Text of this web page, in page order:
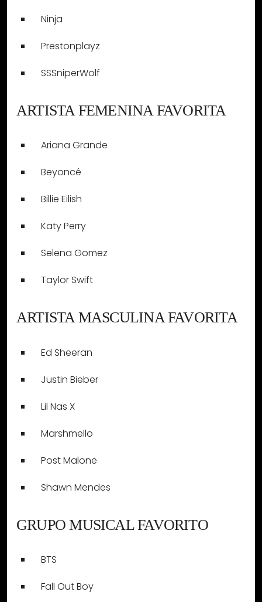
Ninja
Prestonplayz
SSSniperWolf
ARTISTA FEMENINA FAVORITA
Ariana Grande
Beyoncé
Billie Eilish
Katy Perry
Selena Gomez
Taylor Swift
ARTISTA MASCULINA FAVORITA
Ed Sheeran
Justin Bieber
Lil Nas X
Marshmello
Post Malone
Shawn Mendes
GRUPO MUSICAL FAVORITO
BTS
Fall Out Boy